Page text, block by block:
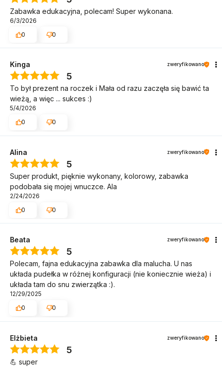
Zabawka edukacyjna, polecam! Super wykonana.
6/3/2026
0
0
Kinga zweryfikowano
5
To był prezent na roczek i Mała od razu zaczęła się bawić ta
wieżą, a więc ... sukces :)
5/4/2026
0
0
Alina zweryfikowano
5
Super produkt, pięknie wykonany, kolorowy, zabawka
podobała się mojej wnuczce. Ala
2/24/2026
0
0
Beata zweryfikowano
5
Polecam, fajna edukacyjna zabawka dla malucha. U nas
układa pudełka w różnej konfiguracji (nie koniecznie wieża) i
układa tam do snu zwierzątka :).
12/29/2025
0
0
Elżbieta zweryfikowano
5
💪 super